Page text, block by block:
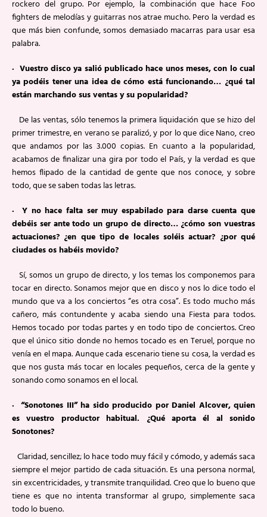
rockero del grupo. Por ejemplo, la combinación que hace Foo
fighters de melodías y guitarras nos atrae mucho. Pero la verdad es
que más bien confunde, somos demasiado macarras para usar esa
palabra.
· Vuestro disco ya salió publicado hace unos meses, con lo cual
ya podéis tener una idea de cómo está funcionando… ¿qué tal
están marchando sus ventas y su popularidad?
De las ventas, sólo tenemos la primera liquidación que se hizo del
primer trimestre, en verano se paralizó, y por lo que dice Nano, creo
que andamos por las 3.000 copias. En cuanto a la popularidad,
acabamos de finalizar una gira por todo el País, y la verdad es que
hemos flipado de la cantidad de gente que nos conoce, y sobre
todo, que se saben todas las letras.
· Y no hace falta ser muy espabilado para darse cuenta que
debéis ser ante todo un grupo de directo… ¿cómo son vuestras
actuaciones? ¿en que tipo de locales soléis actuar? ¿por qué
ciudades os habéis movido?
Sí, somos un grupo de directo, y los temas los componemos para
tocar en directo. Sonamos mejor que en disco y nos lo dice todo el
mundo que va a los conciertos “es otra cosa”. Es todo mucho más
cañero, más contundente y acaba siendo una Fiesta para todos.
Hemos tocado por todas partes y en todo tipo de conciertos. Creo
que el único sitio donde no hemos tocado es en Teruel, porque no
venía en el mapa. Aunque cada escenario tiene su cosa, la verdad es
que nos gusta más tocar en locales pequeños, cerca de la gente y
sonando como sonamos en el local.
· “Sonotones III” ha sido producido por Daniel Alcover, quien
es vuestro productor habitual. ¿Qué aporta él al sonido
Sonotones?
Claridad, sencillez; lo hace todo muy fácil y cómodo, y además saca
siempre el mejor partido de cada situación. Es una persona normal,
sin excentricidades, y transmite tranquilidad. Creo que lo bueno que
tiene es que no intenta transformar al grupo, simplemente saca
todo lo bueno.